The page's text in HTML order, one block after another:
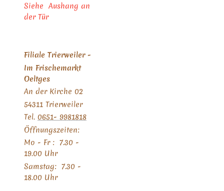
Siehe Aushang an
der Tür
Filiale Trierweiler -
Im Frischemarkt
Oeltges
An der Kirche 02
54311 Trierweiler
Tel. 0651- 9981818
Öffnungszeiten:
Mo - Fr : 7.30 -
19.00 Uhr
Samstag: 7.30 -
18.00 Uhr